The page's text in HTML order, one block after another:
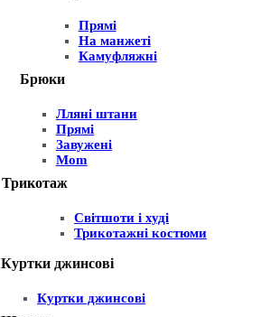
Прямі
На манжеті
Камуфляжні
Брюки
Лляні штани
Прямі
Завужені
Mom
Трикотаж
Світшоти і худі
Трикотажні костюми
Куртки джинсові
Куртки джинсові